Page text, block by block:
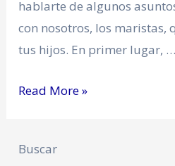
hablarte de algunos
con nosotros, los maristas,
tus hijos. En primer lugar, …
Read More »
Buscar